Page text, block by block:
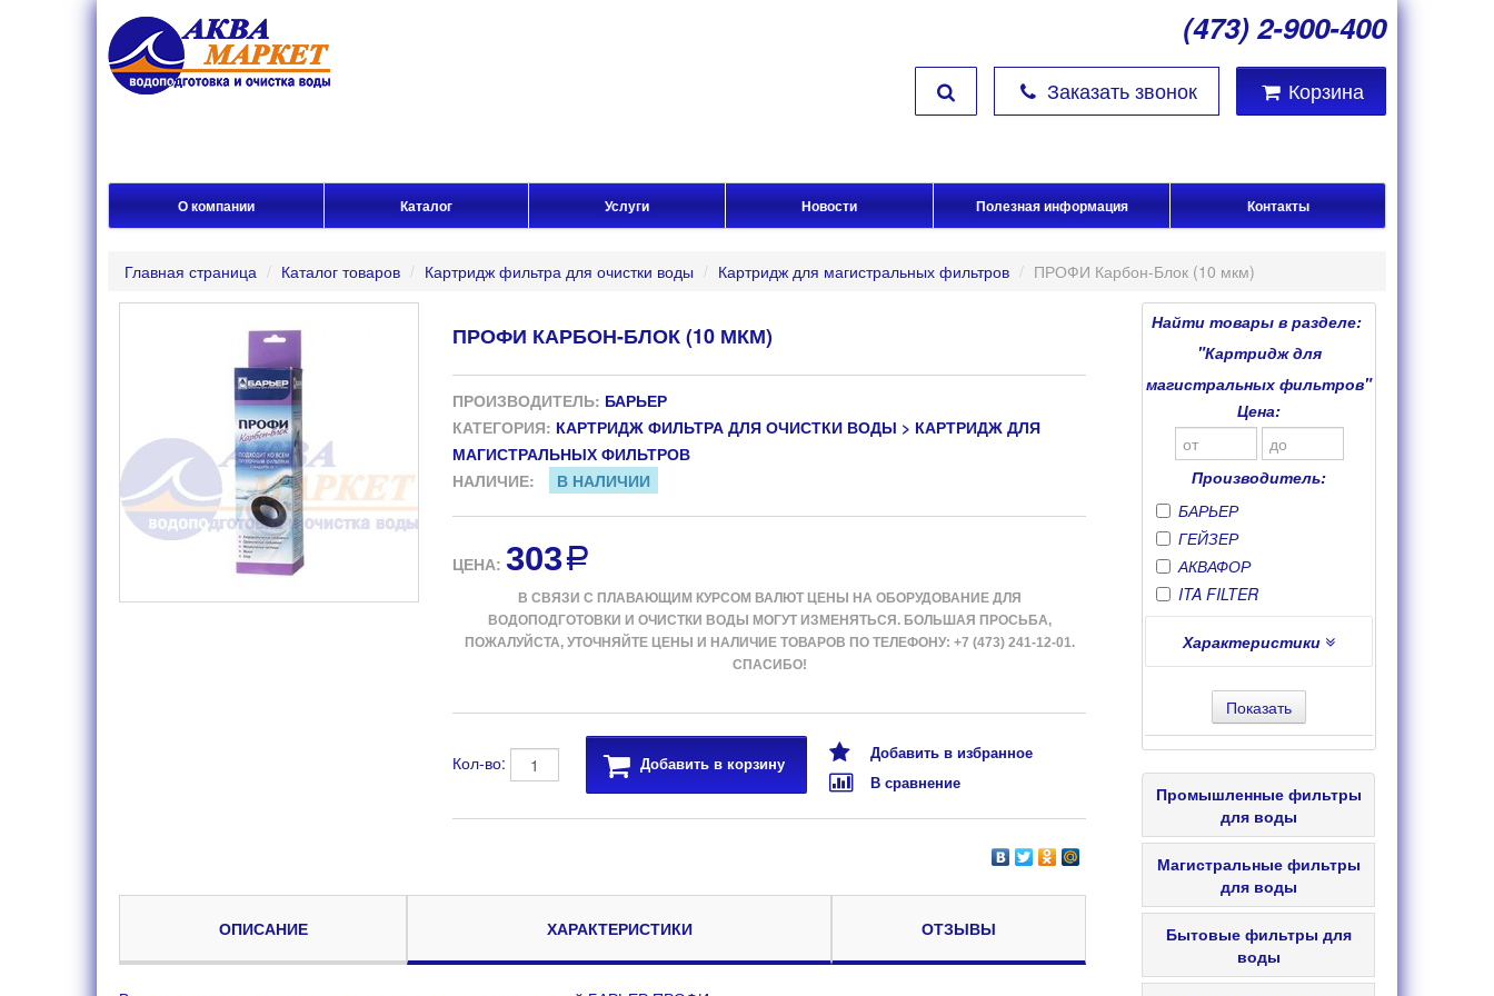
(473) 2-900-400
Заказать звонок Корзина
О компании Каталог Услуги Новости Полезная информация Контакты
Главная страница / Каталог товаров / Картридж фильтра для очистки воды / Картридж для магистральных фильтров / ПРОФИ Карбон-Блок (10 мкм)
ПРОФИ КАРБОН-БЛОК (10 МКМ)
ПРОИЗВОДИТЕЛЬ: БАРЬЕР
КАТЕГОРИЯ: КАРТРИДЖ ФИЛЬТРА ДЛЯ ОЧИСТКИ ВОДЫ > КАРТРИДЖ ДЛЯ
МАГИСТРАЛЬНЫХ ФИЛЬТРОВ
НАЛИЧИЕ:
В НАЛИЧИИ
ЦЕНА: 303a
В СВЯЗИ С ПЛАВАЮЩИМ КУРСОМ ВАЛЮТ ЦЕНЫ НА ОБОРУДОВАНИЕ ДЛЯ
ВОДОПОДГОТОВКИ И ОЧИСТКИ ВОДЫ МОГУТ ИЗМЕНЯТЬСЯ. БОЛЬШАЯ ПРОСЬБА,
ПОЖАЛУЙСТА, УТОЧНЯЙТЕ ЦЕНЫ И НАЛИЧИЕ ТОВАРОВ ПО ТЕЛЕФОНУ: +7 (473) 241-12-01.
СПАСИБО!
Кол-во: Добавить в корзину
Добавить в избранное
В сравнение
ОПИСАНИЕ ХАРАКТЕРИСТИКИ ОТЗЫВЫ
Найти товары в разделе:
"Картридж для
магистральных фильтров"
Цена:
Производитель:
БАРЬЕР
ГЕЙЗЕР
АКВАФОР
ITA FILTER
Характеристики
Производительность
( куб.м/ч ):
Высота( мм ):
Применение
Предназначение
Подходящие модели
Показать
Промышленные фильтры
для воды
Водоподготовка для
производств
Водоподготовка для
котельных
Магистральные фильтры
для воды
Дисковые фильтры для воды
Картриджный фильтр
Бытовые фильтры для
воды